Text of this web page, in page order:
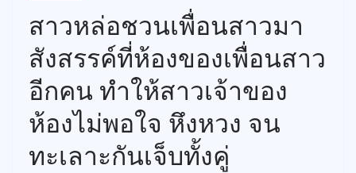
สาวหล่อชวนเพื่อนสาวมา
สังสรรค์ที่ห้องของเพื่อนสาว
อีกคน ทำให้สาวเจ้าของ
ห้องไม่พอใจ หึงหวง จน
ทะเลาะกันเจ็บทั้งคู่